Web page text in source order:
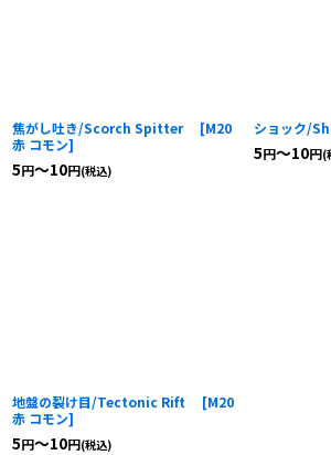
焦がし吐き/Scorch Spitter [M20
赤 コモン]
5円～10円(税込)
ショック/
5円～10円(
地盤の裂け目/Tectonic Rift [M20
赤 コモン]
5円～10円(税込)